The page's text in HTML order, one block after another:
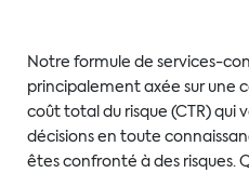
Notre formule de services-
principalement axée sur une
coût total du risque (CTR) qui
décisions en toute
êtes confronté à des risques.